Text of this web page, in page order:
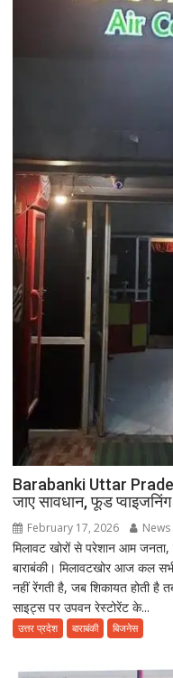
Barabanki Uttar
जाए सावधान, फूड
February 17, 2026
मिलावट खोरों से परेशान आम जनता,
बाराबंकी। मिलावटखोर आज कल
नहीं रेंगती है, जब शिकायत होती है
साइट्स पर उपवन रेस्टोरेंट के...
उत्तर प्रदेश बाराबंकी बिजनेस